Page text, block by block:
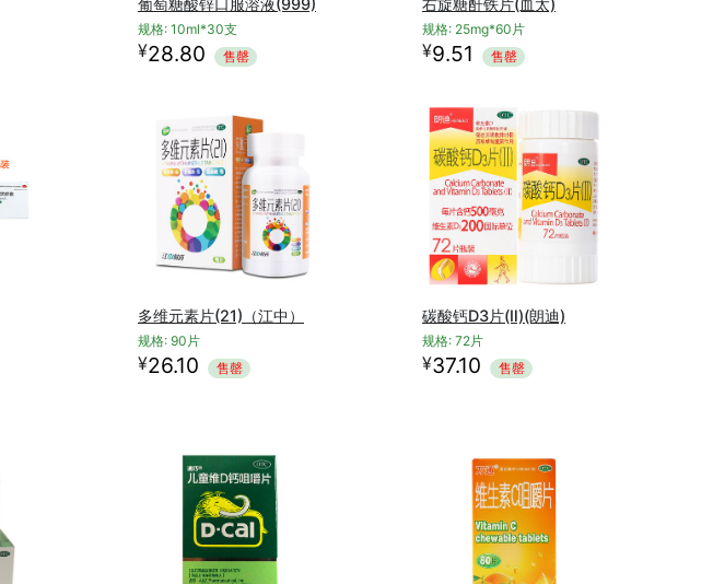
规格: 10ml*30支
¥28.80 售罄
规格: 25mg*60片
¥9.51 售罄
多维元素片(21)（江中）
规格: 90片
¥26.10 售罄
碳酸钙D3片(Ⅱ)(朗迪)
规格: 72片
¥37.10 售罄